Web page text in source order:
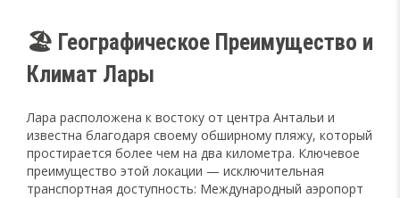
🏖️ Географическое Преимущество и
Климат Лары
Лара расположена к востоку от центра Антальи и
известна благодаря своему обширному пляжу, который
простирается более чем на два километра. Ключевое
преимущество этой локации — исключительная
транспортная доступность: Международный аэропорт